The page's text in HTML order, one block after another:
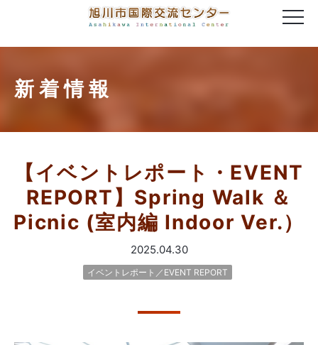
新着情報
【イベントレポート・EVENT
REPORT】Spring Walk ＆
Picnic (室内編 Indoor Ver.）
2025.04.30
イベントレポート／EVENT REPORT